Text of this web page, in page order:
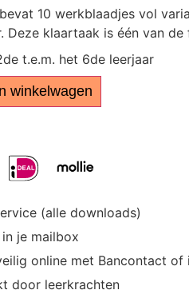
10 werkblaadjes vol
Deze klaartaak is één van
t.e.m. het 6de leerjaar
winkelwagen
(alle downloads)
je mailbox
online met Bancontact of
door leerkrachten